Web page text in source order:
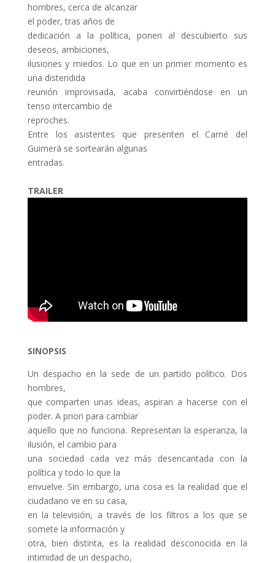
hombres, cerca de alcanzar
el poder, tras años de
dedicación a la política, ponen al descubierto sus
deseos, ambiciones,
ilusiones y miedos. Lo que en un primer momento es
una distendida
reunión improvisada, acaba convirtiéndose en un
tenso intercambio de
reproches.
Entre los asistentes que presenten el Carné del
Guimerá se sortearán algunas
entradas.
TRAILER
SINOPSIS
Un despacho en la sede de un partido político. Dos
hombres,
que comparten unas ideas, aspiran a hacerse con el
poder. A priori para cambiar
aquello que no funciona. Representan la esperanza, la
ilusión, el cambio para
una sociedad cada vez más desencantada con la
política y todo lo que la
envuelve. Sin embargo, una cosa es la realidad que el
ciudadano ve en su casa,
en la televisión, a través de los filtros a los que se
somete la información y
otra, bien distinta, es la realidad desconocida en la
intimidad de un despacho,